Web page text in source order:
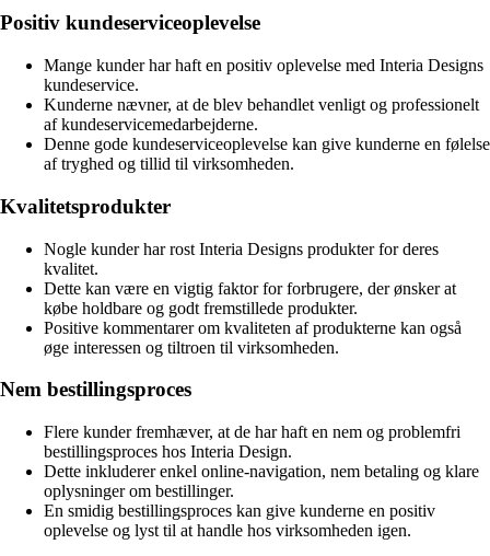
Positiv kundeserviceoplevelse
Mange kunder har haft en positiv oplevelse med Interia Designs
kundeservice.
Kunderne nævner, at de blev behandlet venligt og professionelt
af kundeservicemedarbejderne.
Denne gode kundeserviceoplevelse kan give kunderne en følelse
af tryghed og tillid til virksomheden.
Kvalitetsprodukter
Nogle kunder har rost Interia Designs produkter for deres
kvalitet.
Dette kan være en vigtig faktor for forbrugere, der ønsker at
købe holdbare og godt fremstillede produkter.
Positive kommentarer om kvaliteten af produkterne kan også
øge interessen og tiltroen til virksomheden.
Nem bestillingsproces
Flere kunder fremhæver, at de har haft en nem og problemfri
bestillingsproces hos Interia Design.
Dette inkluderer enkel online-navigation, nem betaling og klare
oplysninger om bestillinger.
En smidig bestillingsproces kan give kunderne en positiv
oplevelse og lyst til at handle hos virksomheden igen.